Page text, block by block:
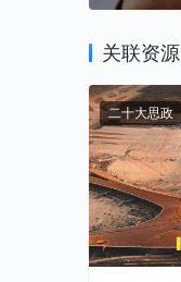
关联资源
二十大思政